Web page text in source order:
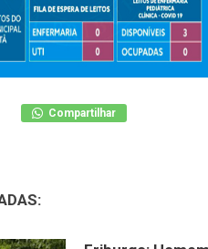
Compartilhar